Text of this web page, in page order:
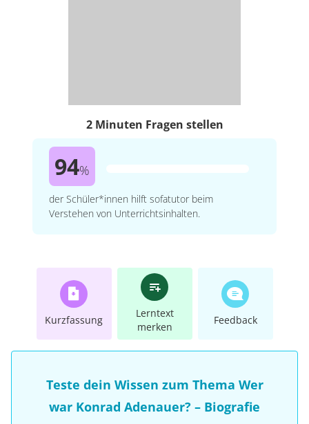
2 Minuten Fragen stellen
94%
der Schüler*innen hilft sofatutor beim
Verstehen von Unterrichtsinhalten.
Kurzfassung
Lerntext
merken
Feedback
Teste dein Wissen zum Thema Wer
war Konrad Adenauer? – Biografie